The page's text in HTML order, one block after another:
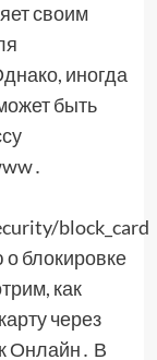
своим
иногда
быть
block_card
блокировке
как
через
Онлайн․ В